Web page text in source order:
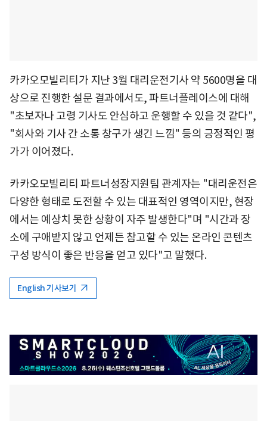
카카오모빌리티가 지난 3월 대리운전기사 약 5600명을 대
상으로 진행한 설문 결과에서도, 파트너플레이스에 대해
"초보자나 고령 기사도 안심하고 운행할 수 있을 것 같다",
"회사와 기사 간 소통 창구가 생긴 느낌" 등의 긍정적인 평
가가 이어졌다.
카카오모빌리티 파트너성장지원팀 관계자는 "대리운전은
다양한 형태로 도전할 수 있는 대표적인 영역이지만, 현장
에서는 예상치 못한 상황이 자주 발생한다"며 "시간과 장
소에 구애받지 않고 언제든 참고할 수 있는 온라인 콘텐츠
구성 방식이 좋은 반응을 얻고 있다"고 말했다.
English 기사보기